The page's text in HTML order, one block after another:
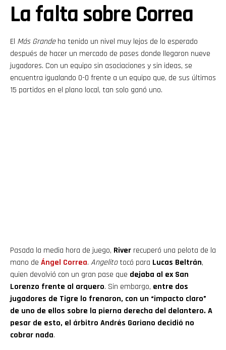
La falta sobre Correa
El Más Grandeha tenido un nivel muy lejos de lo esperado
después de hacer un mercado de pases donde llegaron nueve
jugadores. Con un equipo sin asociaciones y sin ideas, se
encuentra igualando 0-0 frente a un equipo que, de sus últimos
15 partidos en el plano local, tan solo ganó uno.
Pasada la media hora de juego, River recuperó una pelota de la
mano de Ángel Correa. Angelitotocó para Lucas Beltrán,
quien devolvió con un gran pase que dejaba al ex San
Lorenzo frente al arquero. Sin embargo, entre dos
jugadores de Tigre lo frenaron, con un “impacto claro”
de uno de ellos sobre la pierna derecha del delantero. A
pesar de esto, el árbitro Andrés Gariano decidió no
cobrar nada.